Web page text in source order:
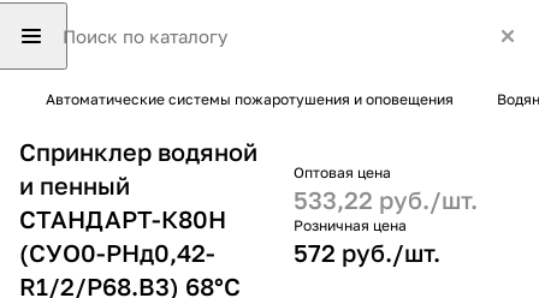
Автоматические системы пожаротушения и оповещения
Спринклер водяной
и пенный
СТАНДАРТ-К80Н
(СУО0-РНд0,42-
R1/2/P68.В3) 68°С
Оптовая цена
533,22 руб./шт.
Розничная цена
572 руб./шт.